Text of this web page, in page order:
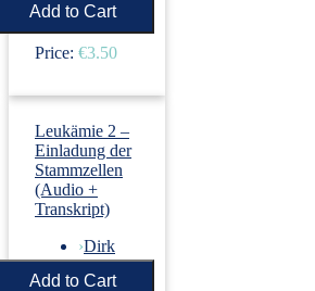
Revenstorf
Price: €3.50
Leukämie 2 –
Einladung der
Stammzellen
(Audio +
Transkript)
›Dirk
Revenstorf